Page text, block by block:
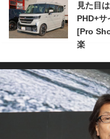
見た目
PHD+サ
[Pro
楽